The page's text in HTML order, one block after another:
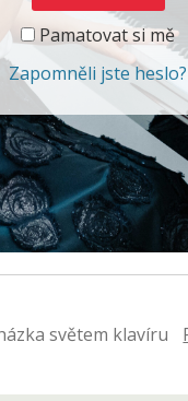
Pamatovat si mě
Zapomněli jste heslo?
světem klavíru